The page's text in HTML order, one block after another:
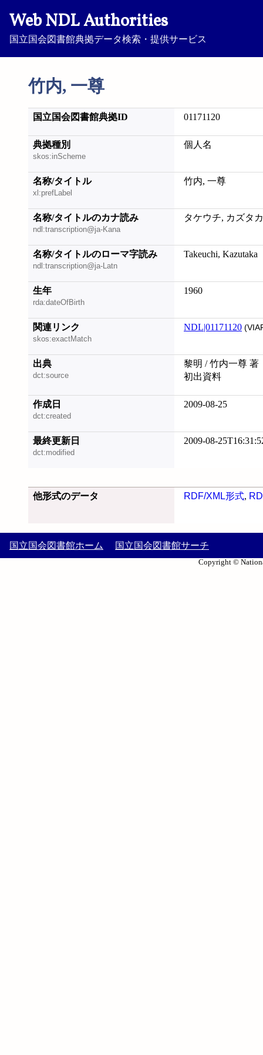
Web NDL Authorities
国立国会図書館典拠データ検索・提供サービス
竹内, 一尊
国立国会図書館典拠ID 01171120
典拠種別
skos:inScheme
個人名
名称/タイトル
xl:prefLabel
竹内, 一尊
名称/タイトルのカナ読み
ndl:transcription@ja-Kana
タケウチ, カズタカ
名称/タイトルのローマ字読み
ndl:transcription@ja-Latn
Takeuchi, Kazutaka
生年
rda:dateOfBirth
1960
関連リンク
skos:exactMatch
NDL|01171120
出典
dct:source
黎明 / 竹内一尊 著
初出資料
作成日
dct:created
2009-08-25
最終更新日
dct:modified
2009-08-
他形式のデータ RDF/XML形式,
国立国会図書館ホーム 国立国会図書館サーチ
Copyright ©